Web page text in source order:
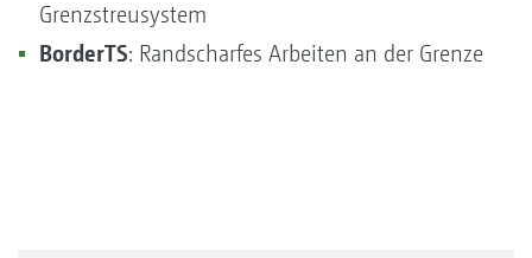
Grenzstreusystem
BorderTS: Randscharfes Arbeiten an der Grenze